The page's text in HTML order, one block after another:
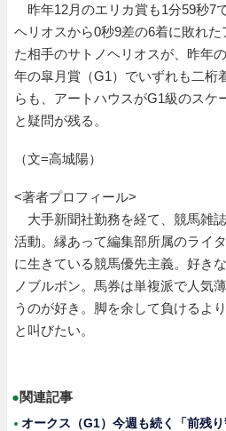
昨年12月のエリカ賞も1分59秒7
ヘリオスから0秒9差の6着に敗れ
た相手のサトノヘリオスが、昨年
年の皐月賞（G1）でいずれも二桁
らも、アートハウスがG1級のスケ
と疑問が残る。
（文=高城陽）
<著者プロフィール>
大手新聞社勤務を経て、競馬雑
活動。縁あって編集部所属のライ
に生きている競馬優先主義。好き
ノブルボン。馬券は単複派で人気
うのが好き。脚を余して負けるよ
と叫びたい。
●関連記事
オークス（G1）今週も続く「前残